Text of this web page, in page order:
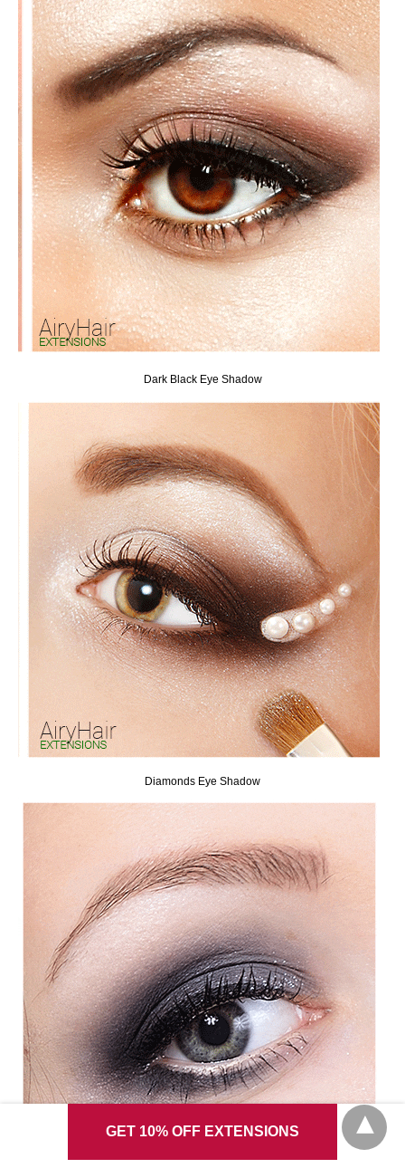
Dark Black Eye Shadow
Diamonds Eye Shadow
GET 10% OFF EXTENSIONS